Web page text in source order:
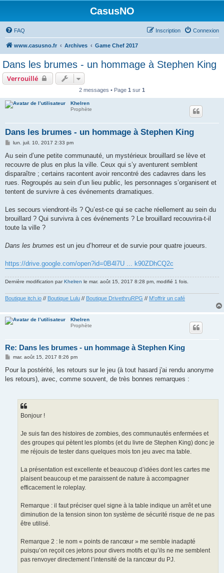
CasusNO
FAQ Connexion
Inscription
www.casusno.fr Archives Game Chef 2017
Dans les brumes - un hommage à Stephen King
Verrouillé
2 messages • Page 1 sur 1
Khelren
Prophète
Dans les brumes - un hommage à Stephen King
M
s
a
g
e
lun. juil. 10, 2017 2:33 pm
Au sein d’une petite communauté, un mystérieux brouillard se lève et
recouvre de plus en plus la ville. Ceux qui s’y aventurent semblent
disparaître ; certains racontent avoir rencontré des cadavres dans les
rues. Regroupés au sein d’un lieu public, les personnages s’organisent et
tentent de survivre à ces événements dramatiques.
Les secours viendront-ils ? Qu’est-ce qui se cache réellement au sein du
brouillard ? Qui survivra à ces événements ? Le brouillard recouvrira-t-il
toute la ville ?
Dans les brumes est un jeu d’horreur et de survie pour quatre joueurs.
https://drive.google.com/open?id=0B4l7U ... k90ZDhCQ2c
Dernière modification parKhelren le mar. août 15, 2017 8:28 pm, modifié 1 fois.
Boutique itch.io // Boutique Lulu // Boutique DrivethruRPG // M'offrir un café
Khelren
Prophète
Re: Dans les brumes - un hommage à Stephen King
M
s
a
mar. août 15, 2017 8:26 pm
Pour la postérité, les retours sur le jeu (à tout hasard j'ai rendu anonyme
les retours), avec, comme souvent, de très bonnes remarques :
Bonjour !
Je suis fan des histoires de zombies, des communautés enfermées et
des groupes qui pètent les plombs (et du livre de Stephen King) donc je
me réjouis de tester dans quelques mois ton jeu avec ma table.
La présentation est excellente et beaucoup d’idées dont les cartes me
plaisent beaucoup et me paraissent de nature à accompagner
efficacement le roleplay.
Remarque : il faut préciser quel signe à la table indique un arrêt et une
diminution de la tension sinon ton système de sécurité risque de ne pas
être utilisé.
Remarque 2 : le nom « points de rancœur » me semble inadapté
puisqu’on reçoit ces jetons pour divers motifs et qu’ils ne me semblent
pas renvoyer directement l’intensité de la rancœur du PJ.